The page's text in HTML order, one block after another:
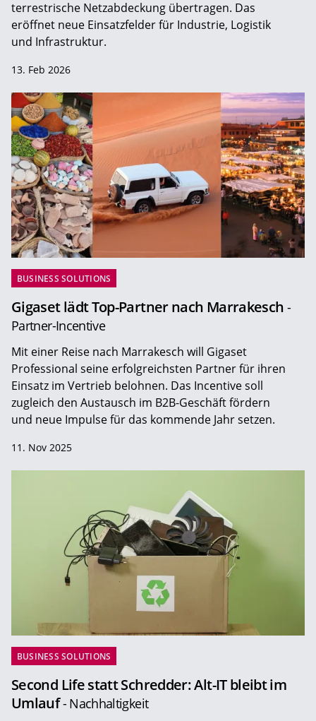
terrestrische Netzabdeckung übertragen. Das
eröffnet neue Einsatzfelder für Industrie, Logistik
und Infrastruktur.
13. Feb 2026
BUSINESS SOLUTIONS
Gigaset lädt Top-Partner nach Marrakesch -
Partner-Incentive
Mit einer Reise nach Marrakesch will Gigaset
Professional seine erfolgreichsten Partner für ihren
Einsatz im Vertrieb belohnen. Das Incentive soll
zugleich den Austausch im B2B-Geschäft fördern
und neue Impulse für das kommende Jahr setzen.
11. Nov 2025
BUSINESS SOLUTIONS
Second Life statt Schredder: Alt-IT bleibt im
Umlauf- Nachhaltigkeit